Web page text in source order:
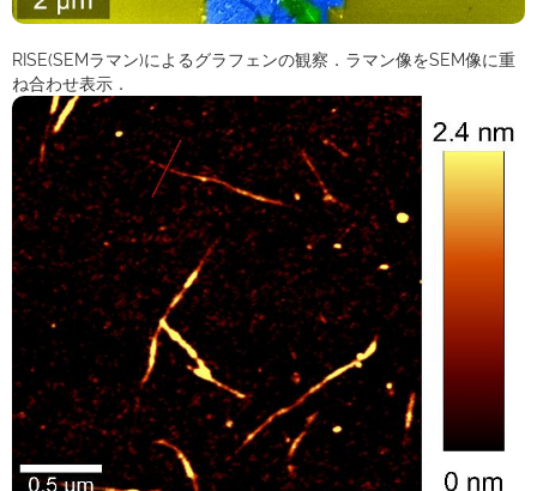
RISE(SEMラマン)によるグラフェンの観察．ラマン像をSEM像に重
ね合わせ表示．